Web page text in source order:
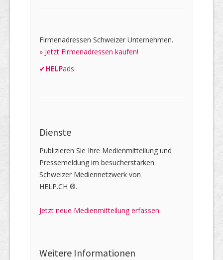
Firmenadressen Schweizer Unternehmen.
» Jetzt Firmenadressen kaufen!
✔HELPads
Dienste
Publizieren Sie Ihre Medienmitteilung und
Pressemeldung im besucherstarken
Schweizer Mediennetzwerk von
HELP.CH ®.
Jetzt neue Medienmitteilung erfassen
Weitere Informationen